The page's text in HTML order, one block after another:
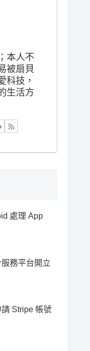
本人不
被扇貝
科技，
生活方
處理 App
務平台開立
Stripe 帳號